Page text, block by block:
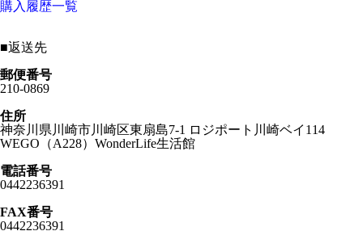
購入履歴一覧
■返送先
郵便番号
210-0869
住所
神奈川県川崎市川崎区東扇島7-1 ロジポート川崎ベイ114
WEGO（A228）WonderLife生活館
電話番号
0442236391
FAX番号
0442236391